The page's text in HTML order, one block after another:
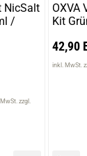
NicSalt
/
zzgl.
OXVA
Kit
42,90
inkl. MwSt.